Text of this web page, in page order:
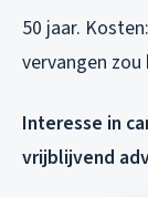
50 jaar.
vervangen zou
Interesse in
vrijblijvend